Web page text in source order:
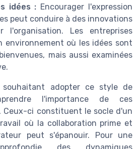
idées : Encourager l'expression
peut conduire à des innovations
l'organisation. Les entreprises
environnement où les idées sont
mais aussi examinées
souhaitant adopter ce style de
l'importance de ces
Ceux-ci constituent le socle d'un
où la collaboration prime et
peut s'épanouir. Pour une
des dynamiques